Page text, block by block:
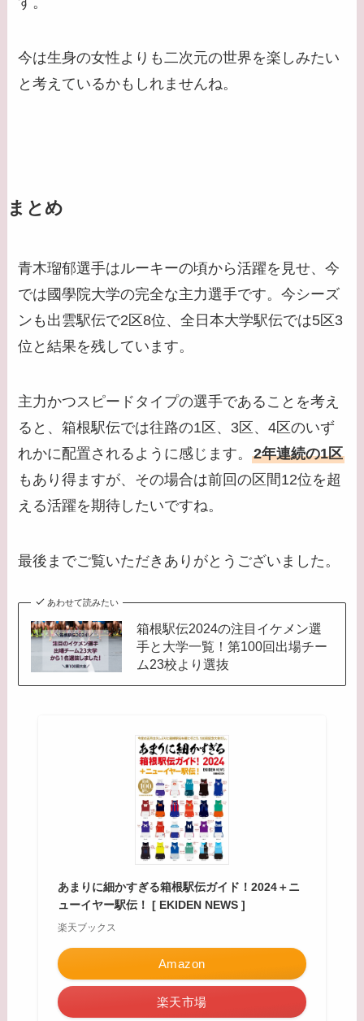
今は生身の女性よりも二次元の世界を楽しみたい
と考えているかもしれませんね。
まとめ
青木瑠郁選手はルーキーの頃から活躍を見せ、今
では國學院大学の完全な主力選手です。今シーズ
ンも出雲駅伝で2区8位、全日本大学駅伝では5区3
位と結果を残しています。
主力かつスピードタイプの選手であることを考え
ると、箱根駅伝では往路の1区、3区、4区のいず
れかに配置されるように感じます。2年連続の1区
もあり得ますが、その場合は前回の区間12位を超
える活躍を期待したいですね。
最後までご覧いただきありがとうございました。
あわせて読みたい
箱根駅伝2024の注目イケメン選
手と大学一覧！第100回出場チー
ム23校より選抜
あまりに細かすぎる箱根駅伝ガイド！2024＋ニ
ューイヤー駅伝！ [ EKIDEN NEWS ]
楽天ブックス
Amazon
楽天市場